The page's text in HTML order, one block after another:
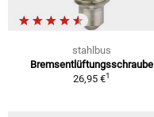
stahlbus
Bremsentlüftungsschraube
26,95 €1